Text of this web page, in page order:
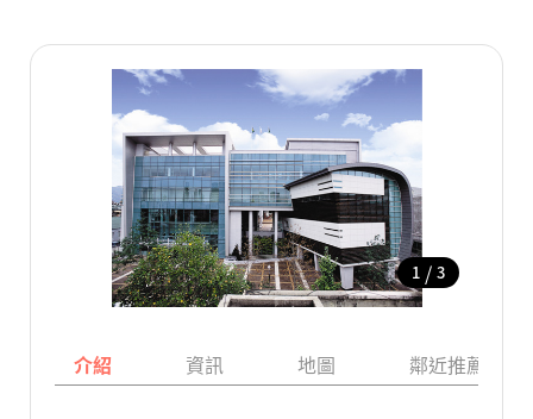
1 / 3
介紹 資訊 地圖 鄰近推薦景點